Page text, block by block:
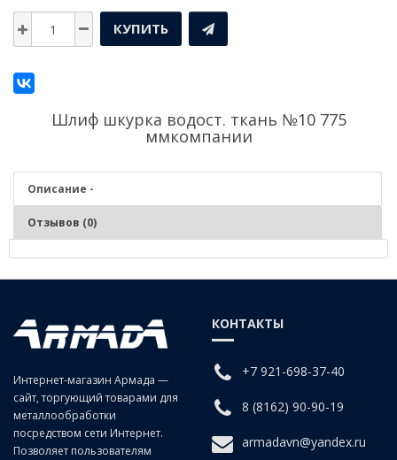
КУПИТЬ
Шлиф шкурка водост. ткань №10 775
ммкомпании
Описание -
Отзывов (0)
Интернет-магазин Армада —
сайт, торгующий товарами для
металлообработки
посредством сети Интернет.
Позволяет пользователям
КОНТАКТЫ
+7 921-698-37-40
8 (8162) 90-90-19
armadavn@yandex.ru